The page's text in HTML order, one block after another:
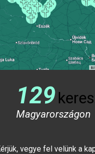
129
Magyarországon
vegye fel velünk a